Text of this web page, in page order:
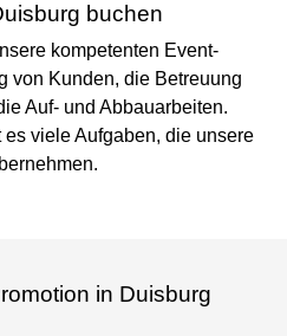
buchen
kompetenten Event-
von Kunden, die Betreuung
Auf- und Abbauarbeiten.
viele Aufgaben, die unsere
in Duisburg